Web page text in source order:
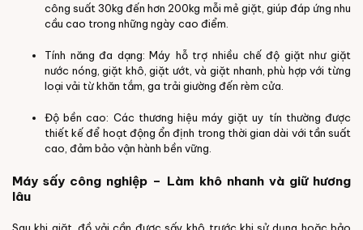
công suất 30kg đến hơn 200kg mỗi mẻ giặt, giúp đáp ứng nhu
cầu cao trong những ngày cao điểm.
Tính năng đa dạng: Máy hỗ trợ nhiều chế độ giặt như giặt
nước nóng, giặt khô, giặt ướt, và giặt nhanh, phù hợp với từng
loại vải từ khăn tắm, ga trải giường đến rèm cửa.
Độ bền cao: Các thương hiệu máy giặt uy tín thường được
thiết kế để hoạt động ổn định trong thời gian dài với tần suất
cao, đảm bảo vận hành bền vững.
Máy sấy công nghiệp – Làm khô nhanh và giữ hương
lâu